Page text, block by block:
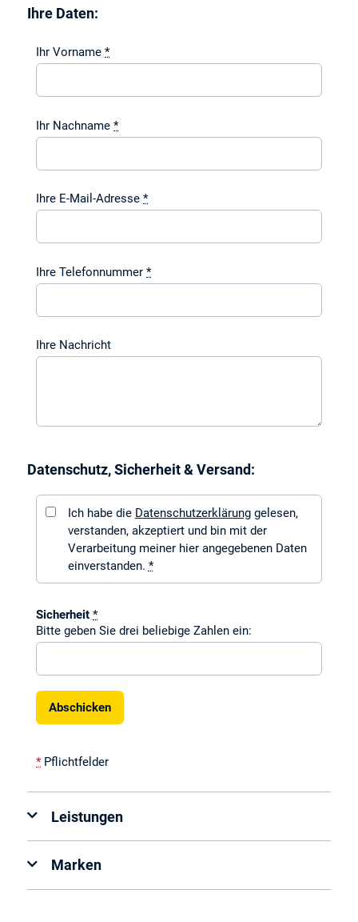
Ihre Daten:
Ihr Vorname*
Ihr Nachname*
Ihre E-Mail-Adresse*
Ihre Telefonnummer*
Ihre Nachricht
Datenschutz, Sicherheit & Versand:
Ich habe die Datenschutzerklärunggelesen,
verstanden, akzeptiert und bin mit der
Verarbeitung meiner hier angegebenen Daten
einverstanden. *
Sicherheit *
Bitte geben Sie drei beliebige Zahlen ein:
*Pflichtfelder
Leistungen
Marken